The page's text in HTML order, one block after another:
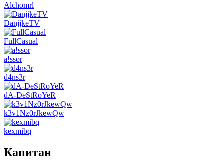
Alchomrl
DanjjkeTV
FullCasual
a!ssor
d4ns3r
dA-DeStRoYeR
k3v1Nz0rJkewQw
kexmibq
Капитан